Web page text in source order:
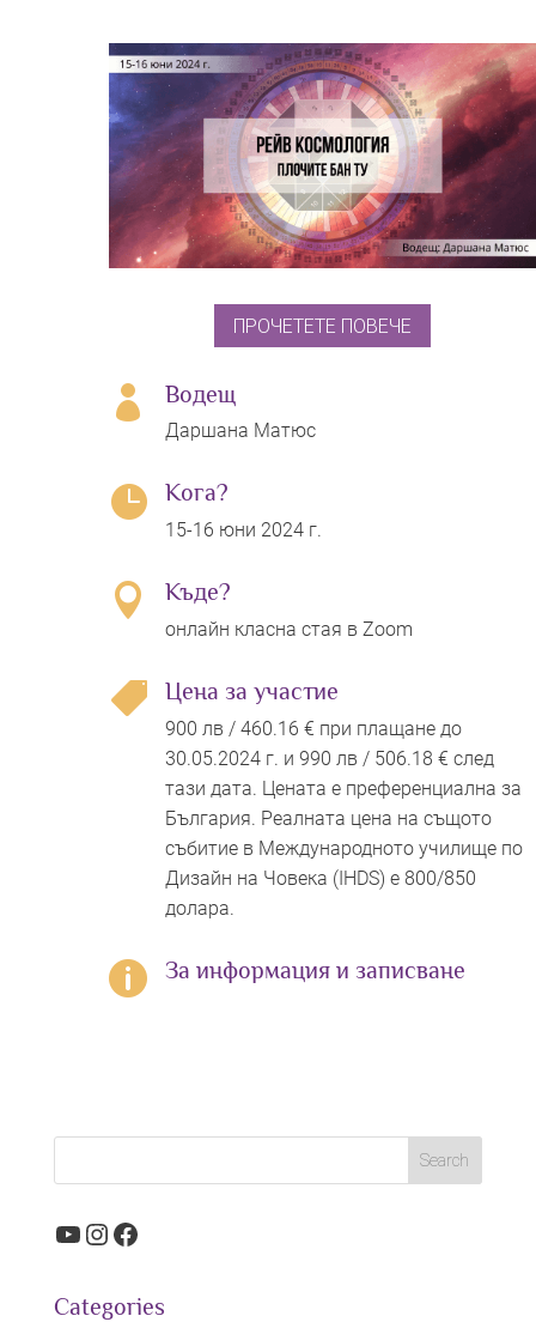
ПРОЧЕТЕТЕ ПОВЕЧЕ
 Водещ
Даршана Матюс
 Кога?
15-16 юни 2024 г.
 Къде?
онлайн класна стая в Zoom
 Цена за участие
900 лв / 460.16 € при плащане до
30.05.2024 г. и 990 лв / 506.18 € след
тази дата. Цената е преференциална за
България. Реалната цена на същото
събитие в Международното училище по
Дизайн на Човека (IHDS) е 800/850
долара.
 За информация и записване
YouTube
Instagram
Facebook
Categories